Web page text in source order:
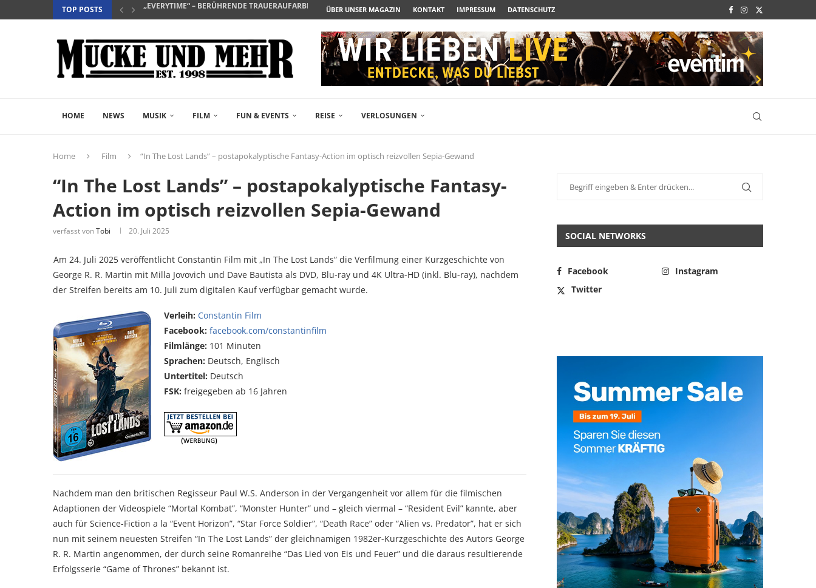
TOP POSTS
„NIGHTBORN“ – WENN MUTTERSEIN ZUM ALBTRAUM WIRD
„INSIDIOUS: OUT OF THE FURTHER“ – FREIKARTEN- UND...
„THE FAST AND THE FURIOUS“ – DER ACTION-BLOCKBUSTER...
„SALZ UND WASSER – MIT DER LEGENDÄREN POLARSTERN...
„PALÄSTINA 36“ – DAS HISTORIEN-DRAMA JETZT AUF DVD...
„GELIEBTER SPINNER“ – JOHN SCHLESINGERS ROMCOM AUS 1963...
ÜBER UNSER MAGAZIN KONTAKT IMPRESSUM DATENSCHUTZ
HOME NEWS MUSIK FILM FUN & EVENTS REISE VERLOSUNGEN
Home Film “In The Lost Lands” – postapokalyptische Fantasy-Action im optisch reizvollen Sepia-Gewand
“In The Lost Lands” – postapokalyptische Fantasy-
Action im optisch reizvollen Sepia-Gewand
verfasst vonTobi 20. Juli 2025
Am 24. Juli 2025 veröffentlicht Constantin Film mit „In The Lost Lands“ die Verfilmung einer Kurzgeschichte von
George R. R. Martin mit Milla Jovovich und Dave Bautista als DVD, Blu-ray und 4K Ultra-HD (inkl. Blu-ray), nachdem
der Streifen bereits am 10. Juli zum digitalen Kauf verfügbar gemacht wurde.
Verleih: Constantin Film
Facebook: facebook.com/constantinfilm
Filmlänge: 101 Minuten
Sprachen: Deutsch, Englisch
Untertitel: Deutsch
FSK: freigegeben ab 16 Jahren
Nachdem man den britischen Regisseur Paul W.S. Anderson in der Vergangenheit vor allem für die filmischen
Adaptionen der Videospiele “Mortal Kombat”, “Monster Hunter” und – gleich viermal – “Resident Evil” kannte, aber
auch für Science-Fiction a la “Event Horizon”, “Star Force Soldier”, “Death Race” oder “Alien vs. Predator”, hat er sich
nun mit seinem neuesten Streifen “In The Lost Lands” der gleichnamigen 1982er-Kurzgeschichte des Autors George
R. R. Martin angenommen, der durch seine Romanreihe “Das Lied von Eis und Feuer” und die daraus resultierende
Erfolgsserie “Game of Thrones” bekannt ist.
SOCIAL NETWORKS
Facebook
Instagram
Twitter